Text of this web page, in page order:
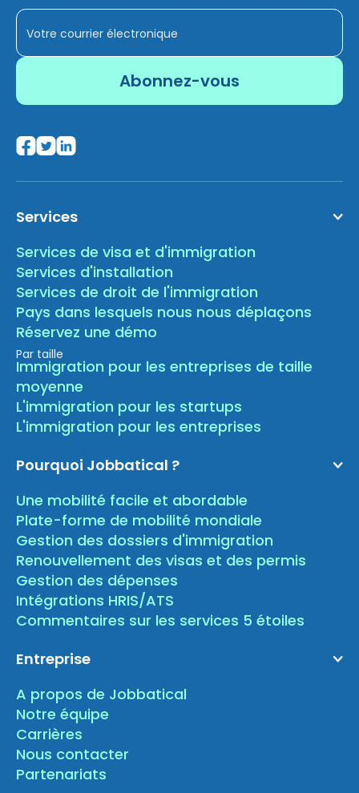
Services
Services de visa et d'immigration
Services d'installation
Services de droit de l'immigration
Pays dans lesquels nous nous déplaçons
Réservez une démo
Par taille
Immigration pour les entreprises de taille
moyenne
L'immigration pour les startups
L'immigration pour les entreprises
Pourquoi Jobbatical ?
Une mobilité facile et abordable
Plate-forme de mobilité mondiale
Gestion des dossiers d'immigration
Renouvellement des visas et des permis
Gestion des dépenses
Intégrations HRIS/ATS
Commentaires sur les services 5 étoiles
Entreprise
A propos de Jobbatical
Notre équipe
Carrières
Nous contacter
Partenariats